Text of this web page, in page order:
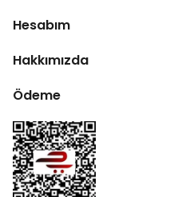
Hesabım
Hakkımızda
Ödeme